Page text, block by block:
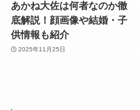
あかね大佐は何者なのか徹
底解説！顔画像や結婚・子
供情報も紹介
2025年11月25日